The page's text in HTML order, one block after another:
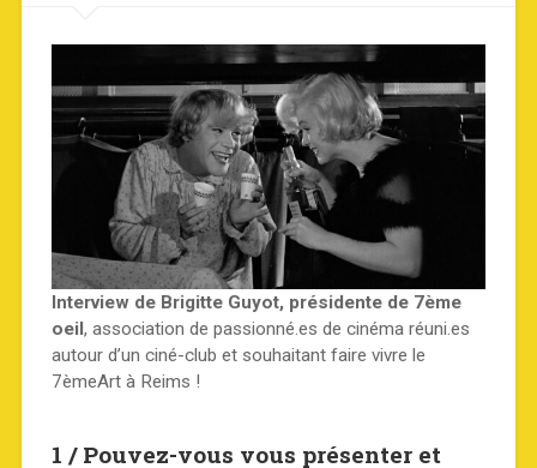
Interview de Brigitte Guyot, présidente de 7ème
oeil, association de passionné.es de cinéma réuni.es
autour d’un ciné-club et souhaitant faire vivre le
7èmeArt à Reims !
1 / Pouvez-vous vous présenter et